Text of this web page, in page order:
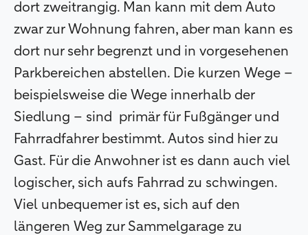
dort zweitrangig. Man kann mit dem Auto
zwar zur Wohnung fahren, aber man kann es
dort nur sehr begrenzt und in vorgesehenen
Parkbereichen abstellen. Die kurzen Wege –
beispielsweise die Wege innerhalb der
Siedlung – sind primär für Fußgänger und
Fahrradfahrer bestimmt. Autos sind hier zu
Gast. Für die Anwohner ist es dann auch viel
logischer, sich aufs Fahrrad zu schwingen.
Viel unbequemer ist es, sich auf den
längeren Weg zur Sammelgarage zu